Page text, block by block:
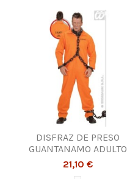
DISFRAZ DE PRESO
GUANTANAMO ADULTO
21,10 €